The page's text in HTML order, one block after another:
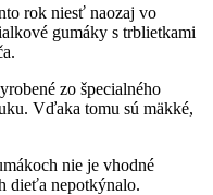
rok niesť naozaj vo
gumáky s trblietkami
zo špecialného
Vďaka tomu sú mäkké,
nie je vhodné
dieťa nepotkýnalo.